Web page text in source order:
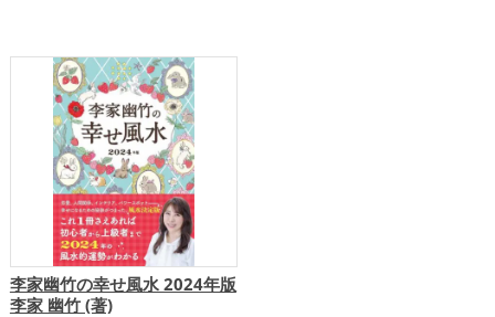
李家幽竹の幸せ風水 2024年版
李家 幽竹 (著)